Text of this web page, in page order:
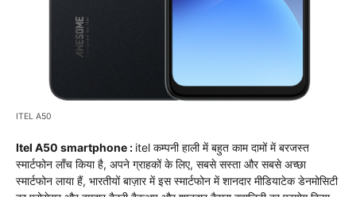
ITEL A50
Itel A50 smartphone : itel कम्पनी हाली में बहुत काम दामों में बरजस्त
स्मार्टफोन लाँच किया है, अपने ग्राहकों के लिए, सबसे सस्ता और सबसे अच्छा
स्मार्टफोन लाया हैं, भारतीयों बाज़ार में इस स्मार्टफोन में शानदार मीडियाटेक डेनमोसिटी